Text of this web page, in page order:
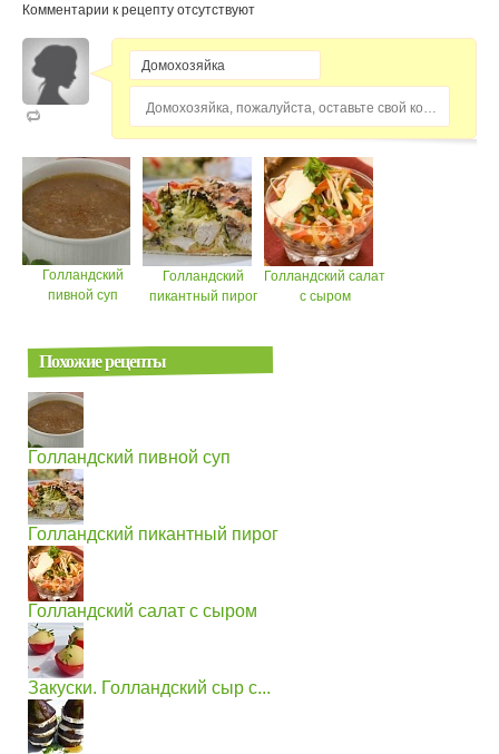
Комментарии к рецепту отсутствуют
Домохозяйка, пожалуйста, оставьте свой комментарий...
Голландский
пивной суп
Голландский
пикантный пирог
Голландский салат
с сыром
Похожие рецепты
Голландский пивной суп
Голландский пикантный пирог
Голландский салат с сыром
Закуски. Голландский сыр с...